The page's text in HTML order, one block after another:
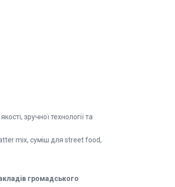
зручної технології та
mix, суміш для street food,
громадського